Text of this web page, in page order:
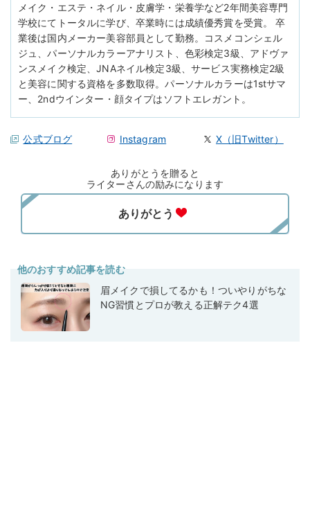
メイク・エステ・ネイル・皮膚学・栄養学など2年間美容専門
学校にてトータルに学び、卒業時には成績優秀賞を受賞。 卒
業後は国内メーカー美容部員として勤務。コスメコンシェル
ジュ、パーソナルカラーアナリスト、色彩検定3級、アドヴァ
ンスメイク検定、JNAネイル検定3級、サービス実務検定2級
と美容に関する資格を多数取得。パーソナルカラーは1stサマ
ー、2ndウインター・顔タイプはソフトエレガント。
公式ブログ Instagram X（旧Twitter）
ありがとうを贈ると
ライターさんの励みになります
他のおすすめ記事を読む
眉メイクで損してるかも！ついやりがちな
NG習慣とプロが教える正解テク4選